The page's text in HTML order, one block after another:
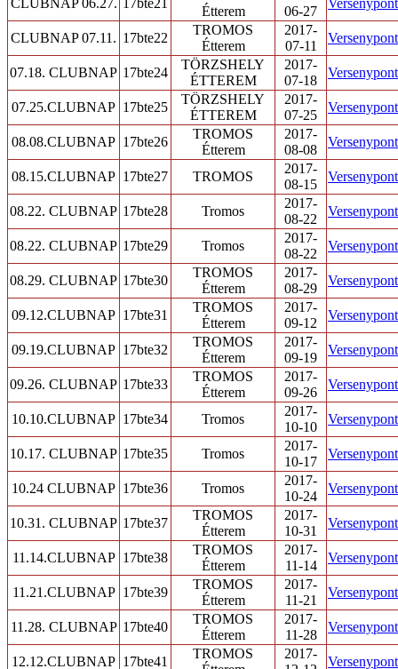
CLUBNAP 06.27. 17bte21
Étterem
06-27
CLUBNAP 07.11. 17bte22
TROMOS
Étterem
2017-
07-11
07.18. CLUBNAP 17bte24
TÖRZSHELY
ÉTTEREM
2017-
07-18
07.25.CLUBNAP 17bte25
TÖRZSHELY
ÉTTEREM
2017-
07-25
08.08.CLUBNAP 17bte26
TROMOS
Étterem
2017-
08-08
08.15.CLUBNAP 17bte27 TROMOS
2017-
08-15
08.22. CLUBNAP 17bte28 Tromos
2017-
08-22
08.22. CLUBNAP 17bte29 Tromos
2017-
08-22
08.29. CLUBNAP 17bte30
TROMOS
Étterem
2017-
08-29
09.12.CLUBNAP 17bte31
TROMOS
Étterem
2017-
09-12
09.19.CLUBNAP 17bte32
TROMOS
Étterem
2017-
09-19
09.26. CLUBNAP 17bte33
TROMOS
Étterem
2017-
09-26
10.10.CLUBNAP 17bte34 Tromos
2017-
10-10
10.17. CLUBNAP 17bte35 Tromos
2017-
10-17
10.24 CLUBNAP 17bte36 Tromos
2017-
10-24
10.31. CLUBNAP 17bte37
TROMOS
Étterem
2017-
10-31
11.14.CLUBNAP 17bte38
TROMOS
Étterem
2017-
11-14
11.21.CLUBNAP 17bte39
TROMOS
Étterem
2017-
11-21
11.28. CLUBNAP 17bte40
TROMOS
Étterem
2017-
11-28
12.12.CLUBNAP 17bte41
TROMOS
2017-